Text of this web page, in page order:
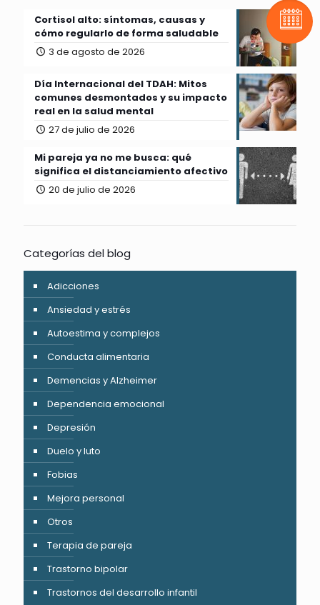
Cortisol alto: síntomas, causas y
cómo regularlo de forma saludable
3 de agosto de 2026
Día Internacional del TDAH: Mitos
comunes desmontados y su impacto
real en la salud mental
27 de julio de 2026
Mi pareja ya no me busca: qué
significa el distanciamiento afectivo
20 de julio de 2026
Categorías del blog
Adicciones
Ansiedad y estrés
Autoestima y complejos
Conducta alimentaria
Demencias y Alzheimer
Dependencia emocional
Depresión
Duelo y luto
Fobias
Mejora personal
Otros
Terapia de pareja
Trastorno bipolar
Trastornos del desarrollo infantil
Pide